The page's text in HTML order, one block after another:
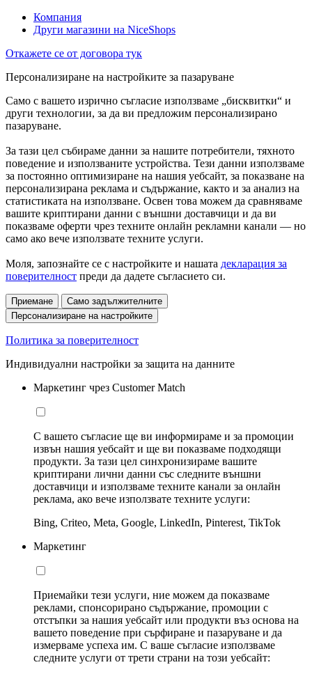
Компания
Други магазини на NiceShops
Откажете се от договора тук
Персонализиране на настройките за пазаруване
Само с вашето изрично съгласие използваме „бисквитки“ и
други технологии, за да ви предложим персонализирано
пазаруване.
За тази цел събираме данни за нашите потребители, тяхното
поведение и използваните устройства. Тези данни използваме
за постоянно оптимизиране на нашия уебсайт, за показване на
персонализирана реклама и съдържание, както и за анализ на
статистиката на използване. Освен това можем да сравняваме
вашите криптирани данни с външни доставчици и да ви
показваме оферти чрез техните онлайн рекламни канали — но
само ако вече използвате техните услуги.
Моля, запознайте се с настройките и нашата декларация за
поверителност преди да дадете съгласието си.
Приемане
Само задължителните
Персонализиране на настройките
Политика за поверителност
Индивидуални настройки за защита на данните
Маркетинг чрез Customer Match
С вашето съгласие ще ви информираме и за промоции
извън нашия уебсайт и ще ви показваме подходящи
продукти. За тази цел синхронизираме вашите
криптирани лични данни със следните външни
доставчици и използваме техните канали за онлайн
реклама, ако вече използвате техните услуги:
Bing, Criteo, Meta, Google, LinkedIn, Pinterest, TikTok
Маркетинг
Приемайки тези услуги, ние можем да показваме
реклами, спонсорирано съдържание, промоции с
отстъпки за нашия уебсайт или продукти въз основа на
вашето поведение при сърфиране и пазаруване и да
измерваме успеха им. С ваше съгласие използваме
следните услуги от трети страни на този уебсайт: